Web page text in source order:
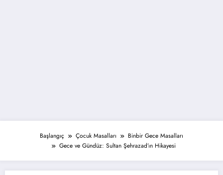
Başlangıç Çocuk Masalları
Binbir Gece Masalları
Gece ve Gündüz: Sultan Şehrazad’ın Hikayesi